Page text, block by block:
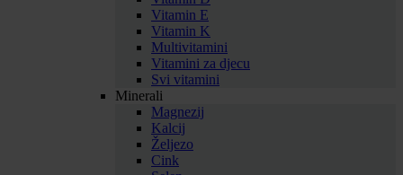
Vitamin E
Vitamin K
Multivitamini
Vitamini za djecu
Svi vitamini
Minerali
Magnezij
Kalcij
Željezo
Cink